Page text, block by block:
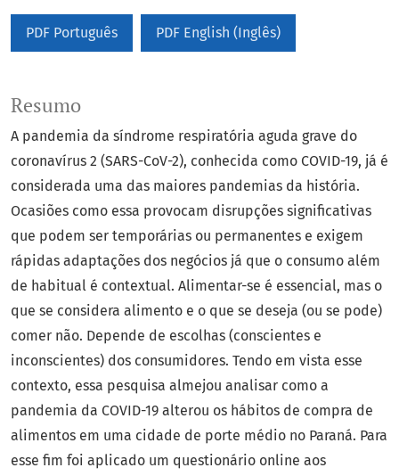
PDF Português PDF English (Inglês)
Resumo
A pandemia da síndrome respiratória aguda grave do
coronavírus 2 (SARS-CoV-2), conhecida como COVID-19, já é
considerada uma das maiores pandemias da história.
Ocasiões como essa provocam disrupções significativas
que podem ser temporárias ou permanentes e exigem
rápidas adaptações dos negócios já que o consumo além
de habitual é contextual. Alimentar-se é essencial, mas o
que se considera alimento e o que se deseja (ou se pode)
comer não. Depende de escolhas (conscientes e
inconscientes) dos consumidores. Tendo em vista esse
contexto, essa pesquisa almejou analisar como a
pandemia da COVID-19 alterou os hábitos de compra de
alimentos em uma cidade de porte médio no Paraná. Para
esse fim foi aplicado um questionário online aos